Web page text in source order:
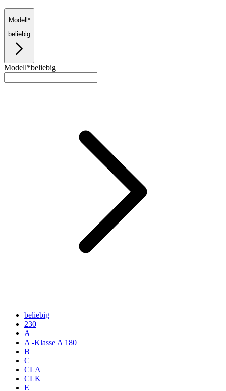
Modell*
beliebig
Modell*beliebig
beliebig
230
A
A -Klasse A 180
B
C
CLA
CLK
E